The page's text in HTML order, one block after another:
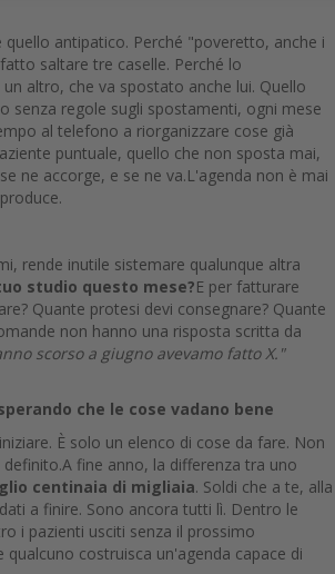
quello antipatico. Perché "poveretto, anche i
saltare tre caselle. Perché lo
altro, che va spostato anche lui. Quello
senza regole sugli spostamenti, ogni mese
al telefono a riorganizzare cose già
puntuale, quello che non sposta mai,
ne accorge, e se ne va.L'agenda non è mai
rende inutile sistemare qualunque altra
studio questo mese?E per fatturare
Quante protesi devi consegnare? Quante
non hanno una risposta scritta da
scorso a giugno avevamo fatto X."
che le cose vadano bene
È solo un elenco di cose da fare. Non
fine anno, la differenza tra uno
centinaia di migliaia. Soldi che a te, alla
a finire. Sono ancora tutti lì. Dentro le
i pazienti usciti senza il prossimo
costruisca un'agenda capace di